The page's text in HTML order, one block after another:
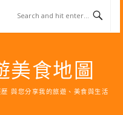
美食地圖
與您分享我的旅遊、美食與生活